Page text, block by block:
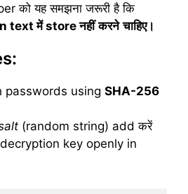
को यह समझना जरूरी है कि
textमेंstoreनहीं करने चाहिए।
passwords using SHA-256
(random string) add करें
key openly in